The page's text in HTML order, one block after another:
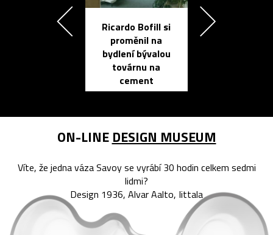
Ricardo Bofill si
proměnil na
bydlení bývalou
továrnu na
cement
ON-LINE DESIGN MUSEUM
Víte, že jedna váza Savoy se vyrábí 30 hodin celkem sedmi
lidmi?
Design 1936, Alvar Aalto, Iittala